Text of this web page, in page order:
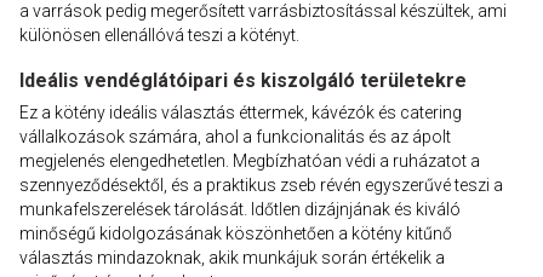
a varrások pedig megerősített varrásbiztosítással készültek, ami
különösen ellenállóvá teszi a kötényt.
Ideális vendéglátóipari és kiszolgáló területekre
Ez a kötény ideális választás éttermek, kávézók és catering
vállalkozások számára, ahol a funkcionalitás és az ápolt
megjelenés elengedhetetlen. Megbízhatóan védi a ruházatot a
szennyeződésektől, és a praktikus zseb révén egyszerűvé teszi a
munkafelszerelések tárolását. Időtlen dizájnjának és kiváló
minőségű kidolgozásának köszönhetően a kötény kitűnő
választás mindazoknak, akik munkájuk során értékelik a